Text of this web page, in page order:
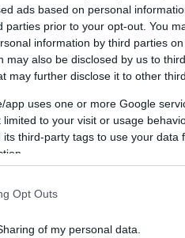
ads based on personal
parties prior to your opt-out. You
information by third parties
may also be disclosed by us to
may further disclose it to other
app uses one or more Google
to your visit or usage
third-party tags to use your data
Opt Outs
of my personal data.